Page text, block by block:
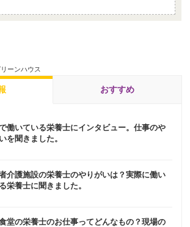
ーンハウス
おすすめ
働いている栄養士にインタビュー。仕事のや
を聞きました。
介護施設の栄養士のやりがいは？実際に働い
栄養士に聞きました。
堂の栄養士のお仕事ってどんなもの？現場の